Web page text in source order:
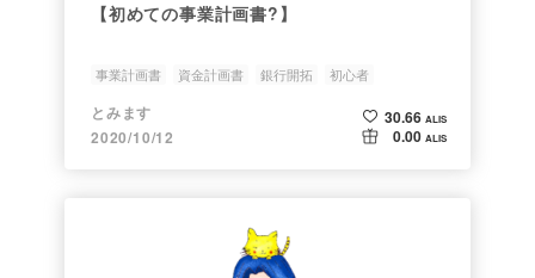
【初めての事業計画書?】
事業計画書 資金計画書 銀行開拓 初心者
とみます
2020/10/12
30.66 ALIS
0.00 ALIS